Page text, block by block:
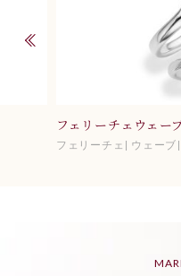
フェリーチェウェー
フェリーチェ ウェーブ